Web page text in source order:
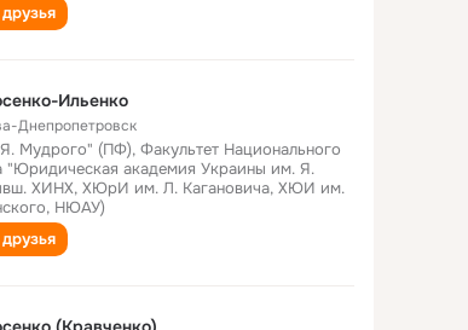
Ильенко
Днепропетровск
Мудрого" (ПФ), Факультет Национального
"Юридическая академия Украины им. Я.
ХИНХ, ХЮрИ им. Л. Кагановича, ХЮИ им.
НЮАУ)